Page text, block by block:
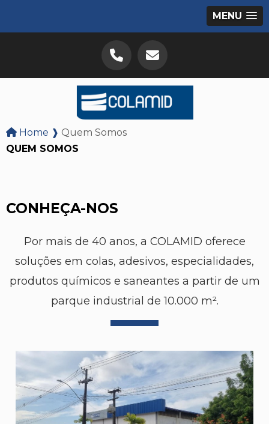
MENU
Home ❱ Quem Somos
QUEM SOMOS
CONHEÇA-NOS
Por mais de 40 anos, a COLAMID oferece
soluções em colas, adesivos, especialidades,
produtos químicos e saneantes a partir de um
parque industrial de 10.000 m².